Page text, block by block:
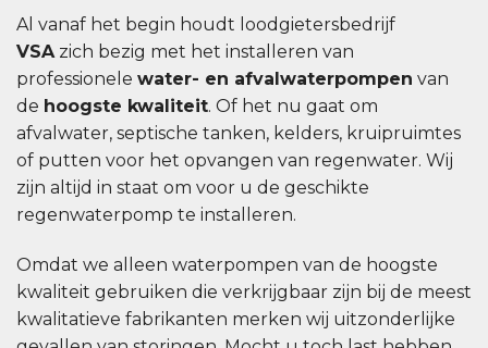
Al vanaf het begin houdt loodgietersbedrijf
VSAzich bezig met het installeren van
professionele water- en afvalwaterpompen van
de hoogste kwaliteit. Of het nu gaat om
afvalwater, septische tanken, kelders, kruipruimtes
of putten voor het opvangen van regenwater. Wij
zijn altijd in staat om voor u de geschikte
regenwaterpomp te installeren.
Omdat we alleen waterpompen van de hoogste
kwaliteit gebruiken die verkrijgbaar zijn bij de meest
kwalitatieve fabrikanten merken wij uitzonderlijke